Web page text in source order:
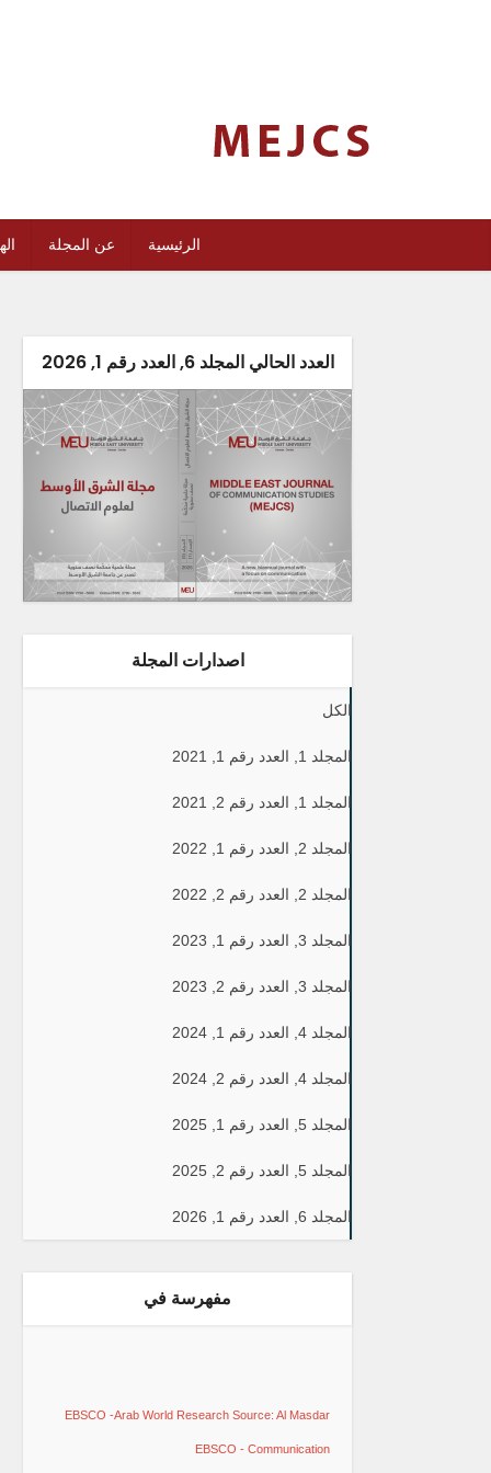
الرئيسية عن المجلة
العدد الحالي المجلد 6, العدد رقم 1, 2026
اصدارات المجلة
الكل
المجلد 1, العدد رقم 1, 2021
المجلد 1, العدد رقم 2, 2021
المجلد 2, العدد رقم 1, 2022
المجلد 2, العدد رقم 2, 2022
المجلد 3, العدد رقم 1, 2023
المجلد 3, العدد رقم 2, 2023
المجلد 4, العدد رقم 1, 2024
المجلد 4, العدد رقم 2, 2024
المجلد 5, العدد رقم 1, 2025
المجلد 5, العدد رقم 2, 2025
المجلد 6, العدد رقم 1, 2026
مفهرسة في
EBSCO -Arab World Research Source: Al Masdar
EBSCO - Communication